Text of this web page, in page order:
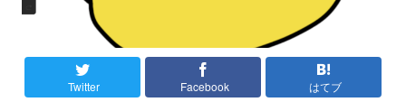
Twitter Facebook はてブ